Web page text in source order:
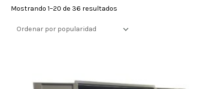
Mostrando 1–20 de 36 resultados